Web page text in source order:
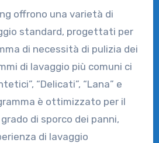
offrono una varietà di
standard, progettati per
di necessità di pulizia dei
di lavaggio più comuni ci
“Delicati”, “Lana” e
è ottimizzato per il
di sporco dei panni,
di lavaggio